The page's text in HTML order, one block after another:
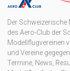
Der Schweizerische
des Aero-Club der
Modellflugvereinen
und Vereine
Termine, News,